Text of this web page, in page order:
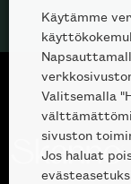
Käytämme
Valitsemalla
sivuston
Jos haluat